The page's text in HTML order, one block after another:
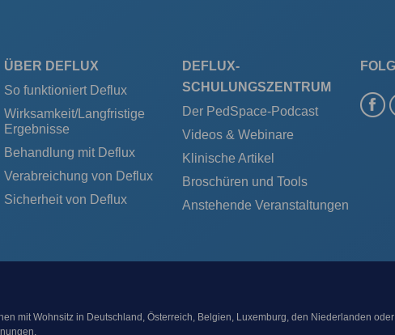
ÜBER DEFLUX
So funktioniert Deflux
Wirksamkeit/Langfristige
Ergebnisse
Behandlung mit Deflux
Verabreichung von Deflux
Sicherheit von Deflux
DEFLUX-
SCHULUNGSZENTRUM
Der PedSpace-Podcast
Videos & Webinare
Klinische Artikel
Broschüren und Tools
Anstehende Veranstaltungen
mit Wohnsitz in Deutschland, Österreich, Belgien, Luxemburg, den Niederlanden